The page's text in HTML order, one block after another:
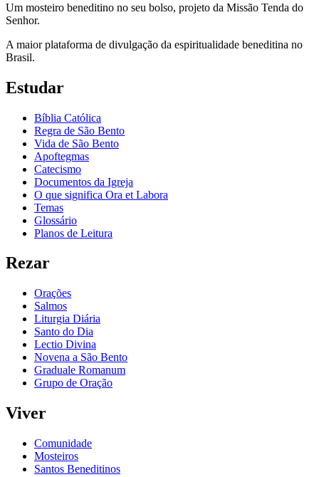
Um mosteiro beneditino no seu bolso, projeto da Missão Tenda do
Senhor.
A maior plataforma de divulgação da espiritualidade beneditina no
Brasil.
Estudar
Bíblia Católica
Regra de São Bento
Vida de São Bento
Apoftegmas
Catecismo
Documentos da Igreja
O que significa Ora et Labora
Temas
Glossário
Planos de Leitura
Rezar
Orações
Salmos
Liturgia Diária
Santo do Dia
Lectio Divina
Novena a São Bento
Graduale Romanum
Grupo de Oração
Viver
Comunidade
Mosteiros
Santos Beneditinos